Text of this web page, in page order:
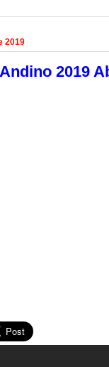
2019
2019